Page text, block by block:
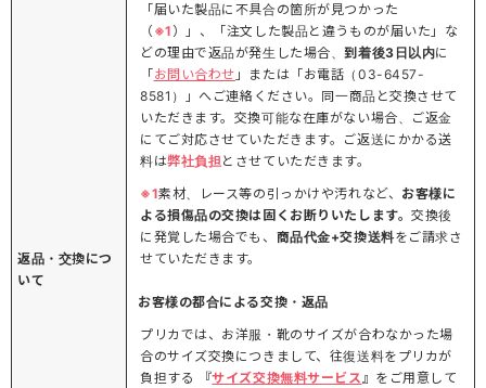
返品・交換につ
いて
「届いた製品に不具合の箇所が見つかった
（ ※1 ）」、「注文した製品と違うものが届いた」な
どの理由で返品が発生した場合、到着後3日以内に
「お問い合わせ 」または「お電話（03-6457-
8581）」へご連絡ください。同一商品と交換させて
いただきます。交換可能な在庫がない場合、ご返金
にてご対応させていただきます。ご返送にかかる送
料は弊社負担とさせていただきます。
※1素材、レース等の引っかけや汚れなど、 お客様に
よる損傷品の交換は固くお断りいたします。交換後
に発覚した場合でも、 商品代金+交換送料をご請求さ
せていただきます。
お客様の都合による交換・返品
プリカでは、お洋服・靴のサイズが合わなかった場
合のサイズ交換につきまして、往復送料をプリカが
負担する 『サイズ交換無料サービス』をご用意して